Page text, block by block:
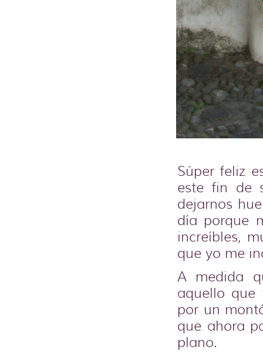
Súper feliz
este fin de
dejarnos
día porque
increíbles,
que yo me
A medida
aquello que
por un
que ahora
plano.